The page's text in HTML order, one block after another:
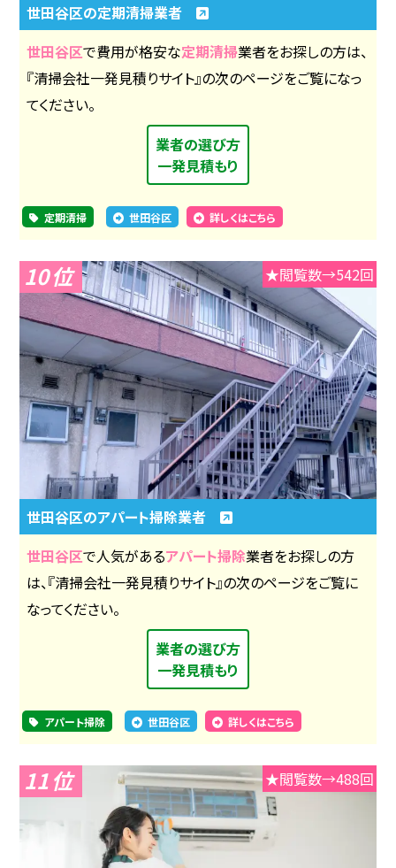
世田谷区の定期清掃業者
世田谷区で費用が格安な定期清掃業者をお探しの方は、
『清掃会社一発見積りサイト』の次のページをご覧になっ
てください。
業者の選び方
一発見積もり
定期清掃 世田谷区 詳しくはこちら
10 ★閲覧数→542回
世田谷区のアパート掃除業者
世田谷区で人気があるアパート掃除業者をお探しの方
は、『清掃会社一発見積りサイト』の次のページをご覧に
なってください。
業者の選び方
一発見積もり
アパート掃除 世田谷区 詳しくはこちら
11 ★閲覧数→488回